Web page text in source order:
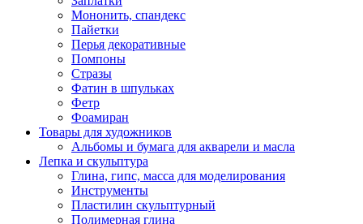
Мононить, спандекс
Пайетки
Перья декоративные
Помпоны
Стразы
Фатин в шпульках
Фетр
Фоамиран
Товары для художников
Альбомы и бумага для акварели и масла
Лепка и скульптура
Глина, гипс, масса для моделирования
Инструменты
Пластилин скульптурный
Полимерная глина